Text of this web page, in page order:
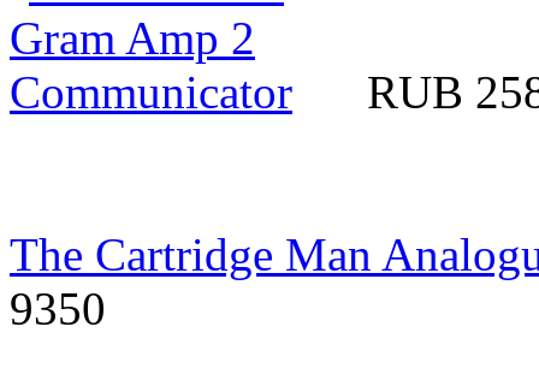
RUB
The Cartridge Man
9350